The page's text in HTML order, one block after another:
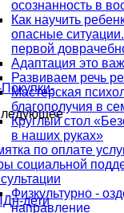
осознанность в
Как научить
опасные
первой
Адаптация это
Развиваем речь
Мастерская
благополучия в
Круглый стол
в наших руках»
по оплате
социальной
Физкультурно -
направление